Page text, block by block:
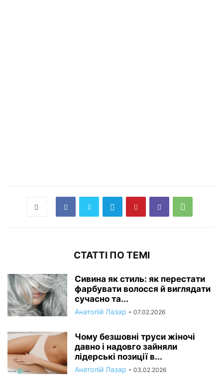
СТАТТІ ПО ТЕМІ
Сивина як стиль: як перестати
фарбувати волосся й виглядати
сучасно та...
Анатолій Лазар - 07.02.2026
Чому безшовні труси жіночі
давно і надовго зайняли
лідерські позиції в...
Анатолій Лазар - 03.02.2026